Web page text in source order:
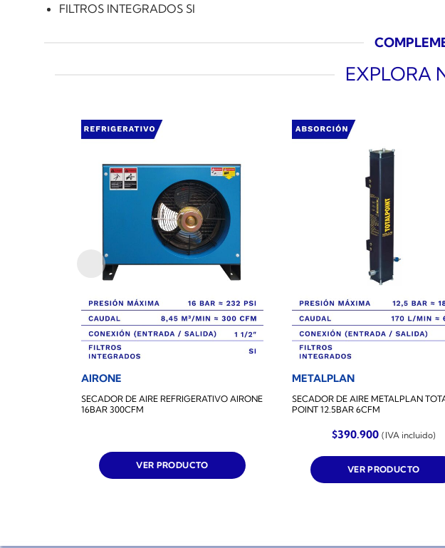
FILTROS INTEGRADOS SI
EXPLORA
AIRONE
SECADOR DE AIRE REFRIGERATIVO AIRONE
16BAR 300CFM
VER PRODUCTO
METALPLAN
SECADOR DE AIRE METALPLAN
POINT 12.5BAR 6CFM
$390.900 (IVA incluido)
VER PRODUCTO